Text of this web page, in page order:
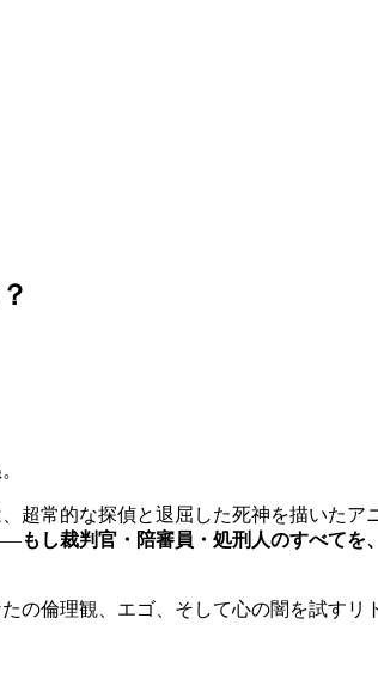
超常的な探偵と退屈した死神を描いたア
もし裁判官・陪審員・処刑人のすべてを
倫理観、エゴ、そして心の闇を試すリ